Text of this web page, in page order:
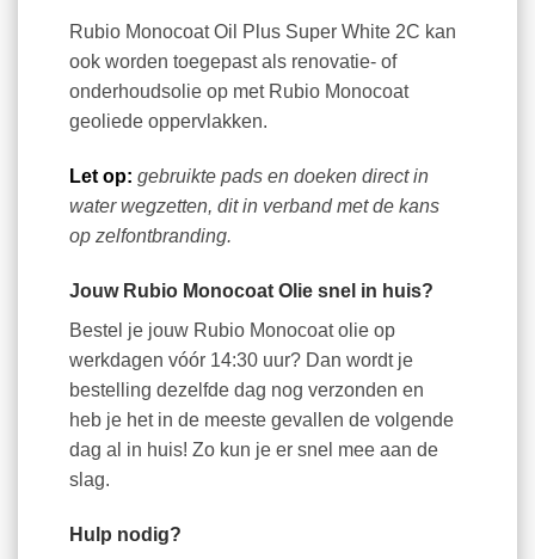
Rubio Monocoat Oil Plus Super White 2C kan
ook worden toegepast als renovatie- of
onderhoudsolie op met Rubio Monocoat
geoliede oppervlakken.
Let op: gebruikte pads en doeken direct in
water wegzetten, dit in verband met de kans
op zelfontbranding.
Jouw Rubio Monocoat Olie snel in huis?
Bestel je jouw Rubio Monocoat olie op
werkdagen vóór 14:30 uur? Dan wordt je
bestelling dezelfde dag nog verzonden en
heb je het in de meeste gevallen de volgende
dag al in huis! Zo kun je er snel mee aan de
slag.
Hulp nodig?